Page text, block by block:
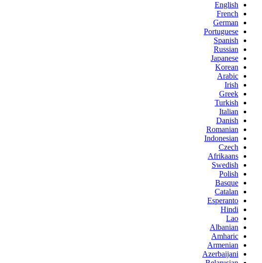
English
French
German
Portuguese
Spanish
Russian
Japanese
Korean
Arabic
Irish
Greek
Turkish
Italian
Danish
Romanian
Indonesian
Czech
Afrikaans
Swedish
Polish
Basque
Catalan
Esperanto
Hindi
Lao
Albanian
Amharic
Armenian
Azerbaijani